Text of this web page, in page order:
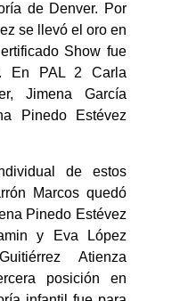
de Denver. Por
se llevó el oro en
Show fue
En PAL 2 Carla
Jimena García
Pinedo Estévez
de estos
Marcos quedó
Pinedo Estévez
y Eva López
Atienza
posición en